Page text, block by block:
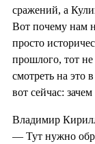
сражений, а
Вот почему нам
просто
прошлого, тот
смотреть на это
вот сейчас:
Владимир
— Тут нужно